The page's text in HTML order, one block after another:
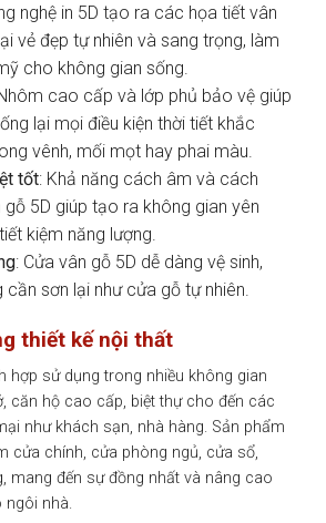
nghệ in 5D tạo ra các họa tiết vân
vẻ đẹp tự nhiên và sang trọng, làm
cho không gian sống.
cao cấp và lớp phủ bảo vệ giúp
lại mọi điều kiện thời tiết khắc
vênh, mối mọt hay phai màu.
tốt: Khả năng cách âm và cách
gỗ 5D giúp tạo ra không gian yên
kiệm năng lượng.
: Cửa vân gỗ 5D dễ dàng vệ sinh,
sơn lại như cửa gỗ tự nhiên.
thiết kế nội thất
hợp sử dụng trong nhiều không gian
căn hộ cao cấp, biệt thự cho đến các
như khách sạn, nhà hàng. Sản phẩm
cửa chính, cửa phòng ngủ, cửa sổ,
mang đến sự đồng nhất và nâng cao
ngôi nhà.